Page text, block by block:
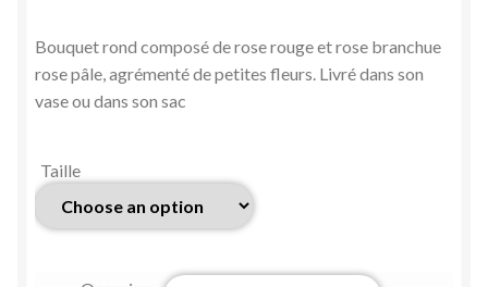
Bouquet rond composé de rose rouge et rose branchue
rose pâle, agrémenté de petites fleurs. Livré dans son
vase ou dans son sac
Taille